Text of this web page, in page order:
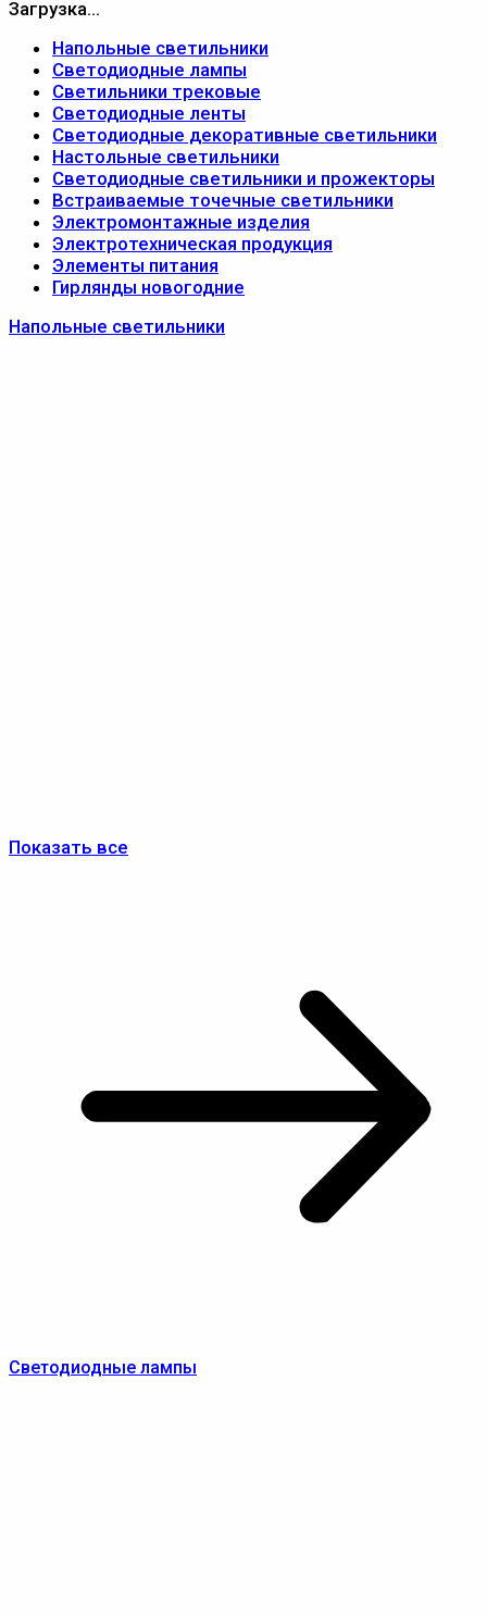
Загрузка...
Напольные светильники
Светодиодные лампы
Светильники трековые
Светодиодные ленты
Светодиодные декоративные светильники
Настольные светильники
Светодиодные светильники и прожекторы
Встраиваемые точечные светильники
Электромонтажные изделия
Электротехническая продукция
Элементы питания
Гирлянды новогодние
Напольные светильники
Показать все
Светодиодные лампы